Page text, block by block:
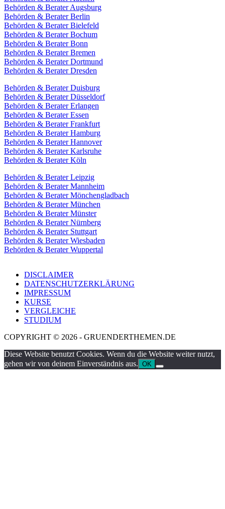
Behörden & Berater Augsburg
Behörden & Berater Berlin
Behörden & Berater Bielefeld
Behörden & Berater Bochum
Behörden & Berater Bonn
Behörden & Berater Bremen
Behörden & Berater Dortmund
Behörden & Berater Dresden
Behörden & Berater Duisburg
Behörden & Berater Düsseldorf
Behörden & Berater Erlangen
Behörden & Berater Essen
Behörden & Berater Frankfurt
Behörden & Berater Hamburg
Behörden & Berater Hannover
Behörden & Berater Karlsruhe
Behörden & Berater Köln
Behörden & Berater Leipzig
Behörden & Berater Mannheim
Behörden & Berater Mönchengladbach
Behörden & Berater München
Behörden & Berater Münster
Behörden & Berater Nürnberg
Behörden & Berater Stuttgart
Behörden & Berater Wiesbaden
Behörden & Berater Wuppertal
DISCLAIMER
DATENSCHUTZERKLÄRUNG
IMPRESSUM
KURSE
VERGLEICHE
STUDIUM
COPYRIGHT © 2026 - GRUENDERTHEMEN.DE
Diese Website benutzt Cookies. Wenn du die Website weiter nutzt,
gehen wir von deinem Einverständnis aus. OK